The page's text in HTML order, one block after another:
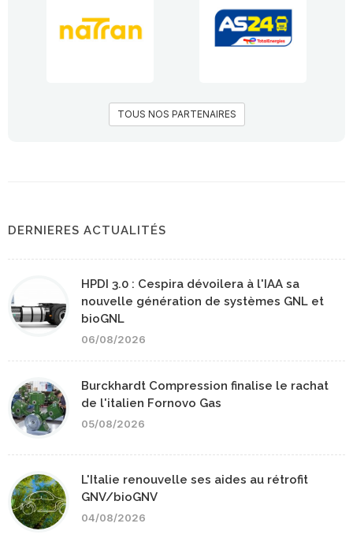
TOUS NOS PARTENAIRES
DERNIERES ACTUALITÉS
HPDI 3.0 : Cespira dévoilera à l'IAA sa
nouvelle génération de systèmes GNL et
bioGNL
06/08/2026
Burckhardt Compression finalise le rachat
de l'italien Fornovo Gas
05/08/2026
L'Italie renouvelle ses aides au rétrofit
GNV/bioGNV
04/08/2026